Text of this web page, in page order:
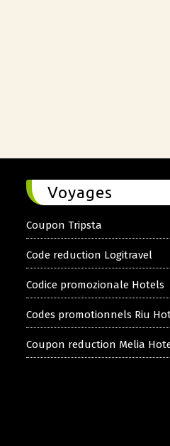
Voyages
Coupon Tripsta
Code reduction Logitravel
Codice promozionale Hotels
Codes promotionnels Riu
Coupon reduction Melia